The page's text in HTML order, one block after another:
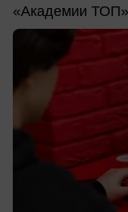
«Академии ТОП»